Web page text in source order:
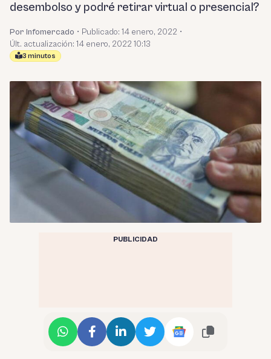
desembolso y podré retirar virtual o presencial?
Por Infomercado • Publicado: 14 enero, 2022 •
Últ. actualización: 14 enero, 2022 10:13
3 minutos
PUBLICIDAD